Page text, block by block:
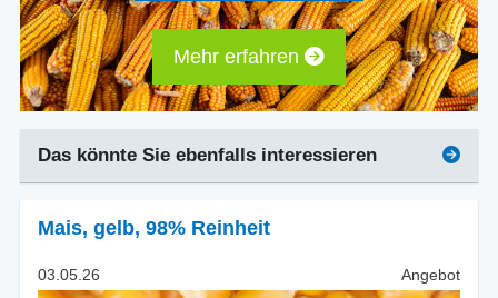
Mehr erfahren
Das könnte Sie ebenfalls interessieren
Mais, gelb, 98% Reinheit
03.05.26 Angebot